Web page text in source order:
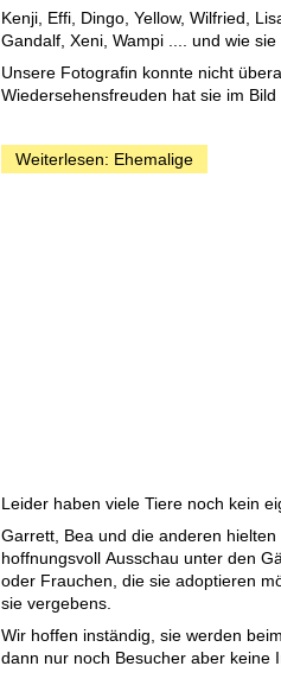
Kenji, Effi, Dingo, Yellow, Wilfried,
Gandalf, Xeni, Wampi .... und wie sie
Unsere Fotografin konnte nicht
Wiedersehensfreuden hat sie im Bild
Weiterlesen: Ehemalige
Leider haben viele Tiere noch kein
Garrett, Bea und die anderen
hoffnungsvoll Ausschau unter den
oder Frauchen, die sie adoptieren
sie vergebens.
Wir hoffen inständig, sie werden
dann nur noch Besucher aber keine